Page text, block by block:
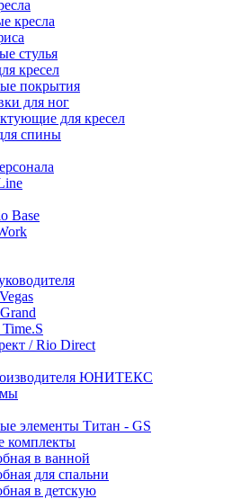
кресла
стулья
кресел
покрытия
для ног
для кресел
спины
Base
/ Rio Direct
ЮНИТЕКС
элементы Титан - GS
комплекты
в ванной
для спальни
в детскую